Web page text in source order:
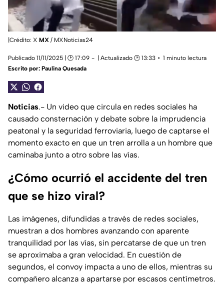
|Crédito: X MX / MXNoticias24
Publicado 11/11/2025 | 🕑 17:09 | Actualizado 🕑 13:33
1 minuto lectura
Escrito por: Paulina Quesada
Noticias.- Un video que circula en redes sociales ha
causado consternación y debate sobre la imprudencia
peatonal y la seguridad ferroviaria, luego de captarse el
momento exacto en que un tren arrolla a un hombre que
caminaba junto a otro sobre las vías.
¿Cómo ocurrió el accidente del tren
que se hizo viral?
Las imágenes, difundidas a través de redes sociales,
muestran a dos hombres avanzando con aparente
tranquilidad por las vías, sin percatarse de que un tren
se aproximaba a gran velocidad. En cuestión de
segundos, el convoy impacta a uno de ellos, mientras su
compañero alcanza a apartarse por escasos centímetros.